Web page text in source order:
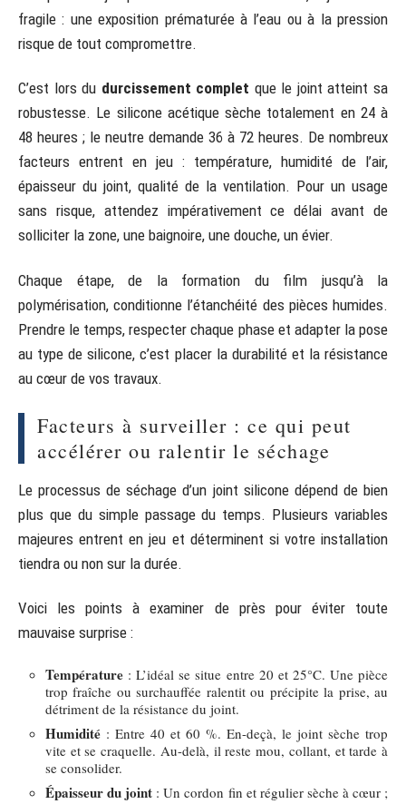
fragile : une exposition prématurée à l’eau ou à la pression
risque de tout compromettre.
C’est lors du durcissement complet que le joint atteint sa
robustesse. Le silicone acétique sèche totalement en 24 à
48 heures ; le neutre demande 36 à 72 heures. De nombreux
facteurs entrent en jeu : température, humidité de l’air,
épaisseur du joint, qualité de la ventilation. Pour un usage
sans risque, attendez impérativement ce délai avant de
solliciter la zone, une baignoire, une douche, un évier.
Chaque étape, de la formation du film jusqu’à la
polymérisation, conditionne l’étanchéité des pièces humides.
Prendre le temps, respecter chaque phase et adapter la pose
au type de silicone, c’est placer la durabilité et la résistance
au cœur de vos travaux.
Facteurs à surveiller : ce qui peut
accélérer ou ralentir le séchage
Le processus de séchage d’un joint silicone dépend de bien
plus que du simple passage du temps. Plusieurs variables
majeures entrent en jeu et déterminent si votre installation
tiendra ou non sur la durée.
Voici les points à examiner de près pour éviter toute
mauvaise surprise :
Température : L’idéal se situe entre 20 et 25°C. Une pièce
trop fraîche ou surchauffée ralentit ou précipite la prise, au
détriment de la résistance du joint.
Humidité : Entre 40 et 60 %. En-deçà, le joint sèche trop
vite et se craquelle. Au-delà, il reste mou, collant, et tarde à
se consolider.
Épaisseur du joint : Un cordon fin et régulier sèche à cœur ;